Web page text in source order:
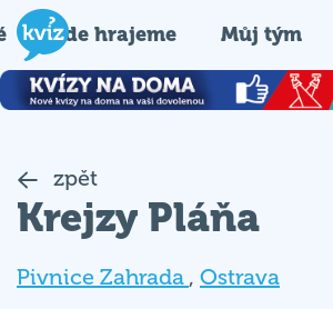
Kde hrajeme Můj tým
zpět
Krejzy Pláňa
Pivnice Zahrada , Ostrava